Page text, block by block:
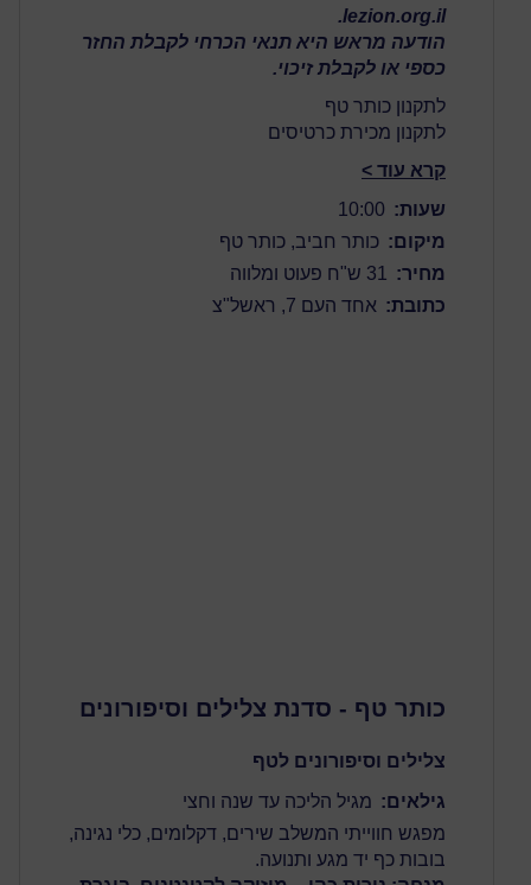
lezion.org.il.
הודעה מראש היא תנאי הכרחי לקבלת החזר
כספי או לקבלת זיכוי.
לתקנון כותר טף
לתקנון מכירת כרטיסים
קרא עוד >
שעות: 10:00
מיקום: כותר חביב, כותר טף
מחיר:
31 ש"ח פעוט ומלווה
כתובת: אחד העם 7, ראשל"צ
כותר טף - סדנת צלילים וסיפורונים
צלילים וסיפורונים לטף
גילאים: מגיל הליכה עד שנה וחצי
מפגש חווייתי המשלב שירים, דקלומים, כלי נגינה,
בובות כף יד מגע ותנועה.